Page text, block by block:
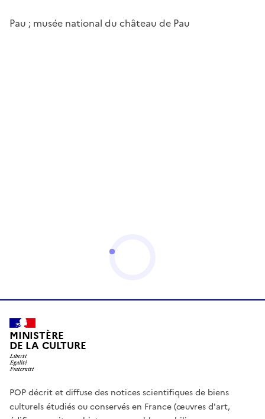
Pau ; musée national du château de Pau
MINISTÈRE
DE LA CULTURE
POP décrit et diffuse des notices scientifiques de biens
culturels étudiés ou conservés en France (œuvres d'art,